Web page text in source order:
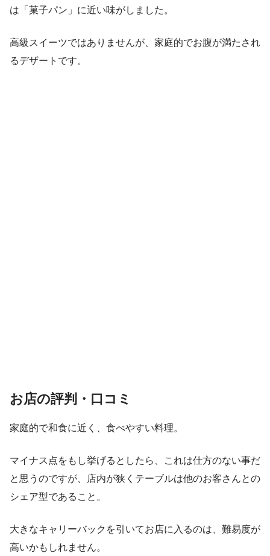
は「菓子パン」に近い味がしました。
高級スイーツではありませんが、家庭的でお腹が満たされ
るデザートです。
お店の評判・口コミ
家庭的で和食に近く、食べやすい料理。
マイナス点をもし挙げるとしたら、これは仕方のない事だ
と思うのですが、店内が狭くテーブルは他のお客さんとの
シェア型であること。
大きなキャリーバックを引いてお店に入るのは、難易度が
高いかもしれません。